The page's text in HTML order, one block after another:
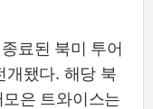
료된 북미 투어
개됐다. 해당 북
은 트와이스는